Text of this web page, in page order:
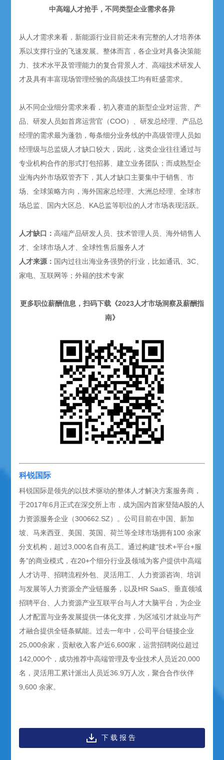
中高端人才抢手，不同类型企业需求各异
从人才需求来看，新能源行业目前还未有完整的人才培养体
系以支撑行业的飞速发展。整体而言，各企业对具备决策能
力、技术水平及管理能力的复合背景人才、高端技术研发人
才及具有丰富现场管理经验的高级技工均有旺盛需求。
从不同企业细分需求来看，初入赛道的新型企业对运营、产
品、研发人员如首席运营官（COO）、研发总经理、产品总
经理的需求最为蓬勃，每条细分业务线的中高级管理人员如
经理级与总监级人才缺口较大，因此，这类企业往往通过与
专业机构合作的形式打包招募、建立业务团队；而成熟型企
业海内外市场双管齐下，其人才缺口主要集中于销售、市
场、全球策略方向，海外国家总经理、大洲总经理、全球市
场总监、国内大区总、KA总监等职位的人才市场表现活跃。
人才缺口：高端产品研发人员、技术管理人员、海外销售人
才、全球市场人才、全球性售后服务人才
人才来源： 国内过往出海业务强势的行业，比如通讯、3C、
家电、互联网等；外籍的技术专家
更多职位薪酬信息，扫码下载《2023人才市场洞察及薪酬指
南》
科锐国际
科锐国际是领先的以技术驱动的整体人才解决方案服务商，
于2017年6月正式在深交所上市，成为国内首家登陆A股的人
力资源服务企业（300662.SZ）。公司目前在中国、新加
坡、马来西亚、美国、英国、荷兰等全球市场拥有100 余家
分支机构，超过3,000名自有员工。通过构建“技术+平台+服
务”的商业模式，在20+个细分行业及领域为客户提供中高端
人才访寻、招聘流程外包、灵活用工、人力资源咨询、培训
与发展等人力资源全产业链服务，以及HR SaaS、垂直领域
招聘平台、人力资源产业互联平台与人才大脑平台，为企业
人才配置与业务发展提供一体化支撑，为区域引才就业与产
才融合提供全链条赋能。过去一年中，公司平台链接企业
25,000余家，贡献收入客户近6,600家，运营招聘岗位超过
142,000个，成功推荐中高端管理及专业技术人员近20,000
名，灵活用工累计派出人员近36.9万人次，聚合合作伙伴
9,600 余家。
下载报告